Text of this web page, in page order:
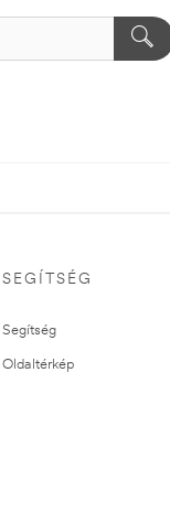
SEGÍTSÉG
Segítség
Oldaltérkép